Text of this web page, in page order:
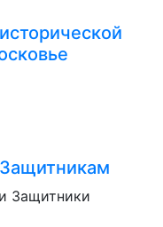
Защитники